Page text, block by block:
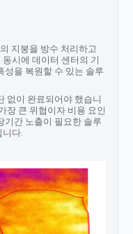
지붕을 방수 처리하고
시에 데이터 센터의 기
성을 복원할 수 있는 솔루
없이 완료되어야 했습니
장 큰 위협이자 비용 요인
기간 노출이 필요한 솔루
다.